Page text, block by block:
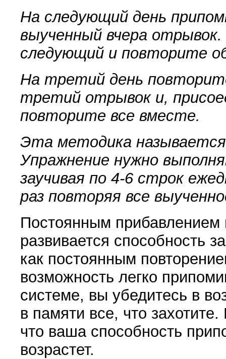
На следующий день
выученный вчера
следующий и повторите
На третий день
третий отрывок и,
повторите все вместе.
Эта методика называется
Упражнение нужно
заучивая по 4-6 строк
раз повторяя все
Постоянным прибавлением
развивается способность
как постоянным
возможность легко
системе, вы убедитесь в
в памяти все, что
что ваша способность
возрастет.